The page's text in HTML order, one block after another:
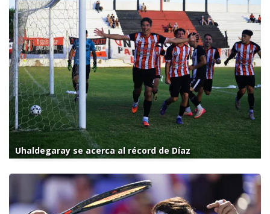
Uhaldegaray se acerca al récord de Díaz